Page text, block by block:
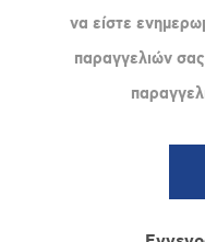
να είστε
παραγγελιών